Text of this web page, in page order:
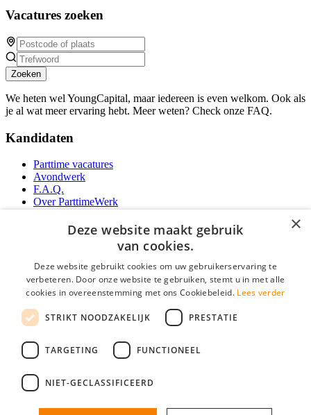
Vacatures zoeken
Zoeken
We heten wel YoungCapital, maar iedereen is even welkom. Ook als
je al wat meer ervaring hebt. Meer weten? Check onze FAQ.
Kandidaten
Parttime vacatures
Avondwerk
F.A.Q.
Over ParttimeWerk
YoungCapital Android App
Parttime personeel
Vacature aanmelden
Partners
Social
×
Deze website maakt gebruik
van cookies.
Deze website gebruikt cookies om uw gebruikerservaring te
verbeteren. Door onze website te gebruiken, stemt u in met alle
cookies in overeenstemming met ons Cookiebeleid. Lees verder
STRIKT NOODZAKELIJK PRESTATIE
TARGETING FUNCTIONEEL
NIET-GECLASSIFICEERD